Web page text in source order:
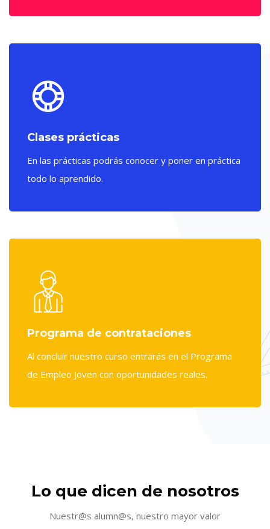
Clases prácticas
En las prácticas podrás conocer y poner en práctica
todo lo aprendido.
Programa de contrataciones
Al concluir nuestro curso entrarás en el Programa
de Empleo Joven con oportunidades reales.
Lo que dicen de nosotros
Nuestr@s alumn@s, nuestro mayor valor